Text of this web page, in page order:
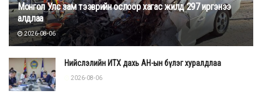
Монгол Улс зам тээврийн ослоор хагас жилд 297 иргэнээ
алдлаа
2026-08-06
Нийслэлийн ИТХ дахь АН-ын бүлэг хуралдлаа
2026-08-06